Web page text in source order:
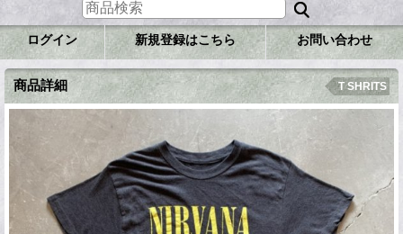
ログイン 新規登録はこちら お問い合わせ
商品詳細 T SHRITS